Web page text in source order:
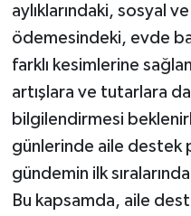
aylıklarındaki, sosyal
ödemesindeki, evde
farklı kesimlerine
artışlara ve tutarlara
bilgilendirmesi
günlerinde aile destek
gündemin ilk
Bu kapsamda, aile